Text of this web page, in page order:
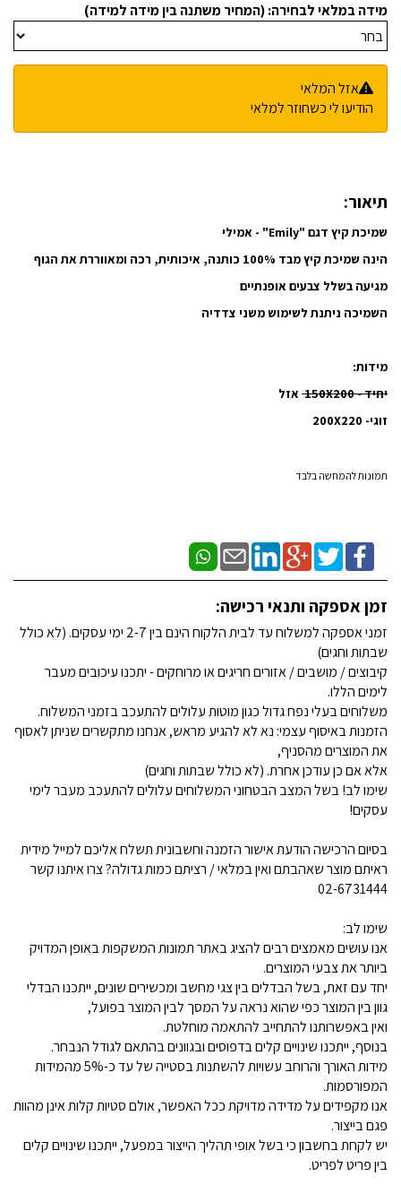
מידה במלאי לבחירה: (המחיר משתנה בין מידה למידה)
אזל המלאי
הודיעו לי כשחוזר למלאי
תיאור:
שמיכת קיץ דגם "Emily" - אמילי
הינה שמיכת קיץ מבד 100% כותנה, איכותית, רכה ומאווררת את הגוף
מגיעה בשלל צבעים אופנתיים
השמיכה ניתנת לשימוש משני צדדיה
מידות:
יחיד - 150X200
אזל
זוגי- 200X220
תמונות להמחשה בלבד
זמן אספקה ותנאי רכישה:
זמני אספקה למשלוח עד לבית הלקוח הינם בין 2-7 ימי עסקים. (לא כולל
שבתות וחגים)
קיבוצים / מושבים / אזורים חריגים או מרוחקים - יתכנו עיכובים מעבר
לימים הללו.
משלוחים בעלי נפח גדול כגון מוטות עלולים להתעכב בזמני המשלוח.
הזמנות באיסוף עצמי: נא לא להגיע מראש, אנחנו מתקשרים שניתן לאסוף
את המוצרים מהסניף,
אלא אם כן עודכן אחרת. (לא כולל שבתות וחגים)
שימו לב! בשל המצב הבטחוני המשלוחים עלולים להתעכב מעבר לימי
עסקים!
בסיום הרכישה הודעת אישור הזמנה וחשבונית תשלח אליכם למייל מידית
ראיתם מוצר שאהבתם ואין במלאי / רציתם כמות גדולה? צרו איתנו קשר
02-6731444
שימו לב:
אנו עושים מאמצים רבים להציג באתר תמונות המשקפות באופן המדויק
ביותר את צבעי המוצרים.
יחד עם זאת, בשל הבדלים בין צגי מחשב ומכשירים שונים, ייתכנו הבדלי
גוון בין המוצר כפי שהוא נראה על המסך לבין המוצר בפועל,
ואין באפשרותנו להתחייב להתאמה מוחלטת.
בנוסף, ייתכנו שינויים קלים בדפוסים ובגוונים בהתאם לגודל הנבחר.
מידות האורך והרוחב עשויות להשתנות בסטייה של עד כ-5% מהמידות
המפורסמות.
אנו מקפידים על מדידה מדויקת ככל האפשר, אולם סטיות קלות אינן מהוות
פגם בייצור.
יש לקחת בחשבון כי בשל אופי תהליך הייצור במפעל, ייתכנו שינויים קלים
בין פריט לפריט.